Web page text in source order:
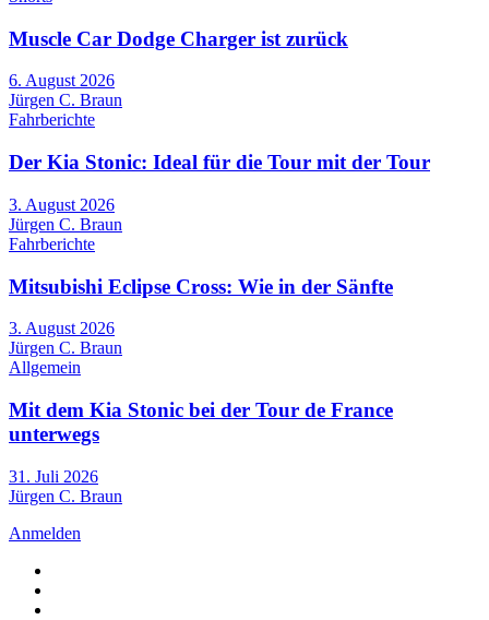
Muscle Car Dodge Charger ist zurück
6. August 2026
Jürgen C. Braun
Fahrberichte
Der Kia Stonic: Ideal für die Tour mit der Tour
3. August 2026
Jürgen C. Braun
Fahrberichte
Mitsubishi Eclipse Cross: Wie in der Sänfte
3. August 2026
Jürgen C. Braun
Allgemein
Mit dem Kia Stonic bei der Tour de France
unterwegs
31. Juli 2026
Jürgen C. Braun
Anmelden